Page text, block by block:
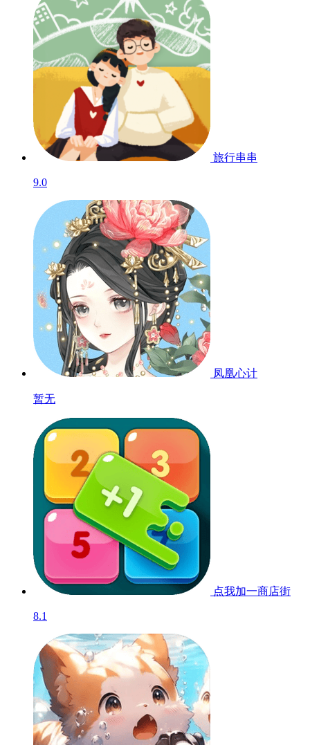
旅行串串
9.0
凤凰心计
暂无
点我加一商店街
8.1